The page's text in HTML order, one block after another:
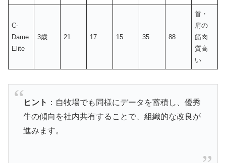
C-
Dame
Elite
3歳 21 17 15 35 88
首・
肩の
筋肉
質高
い
ヒント ：自牧場でも同様にデータを蓄積し、優秀
牛の傾向を社内共有することで、組織的な改良が
進みます。